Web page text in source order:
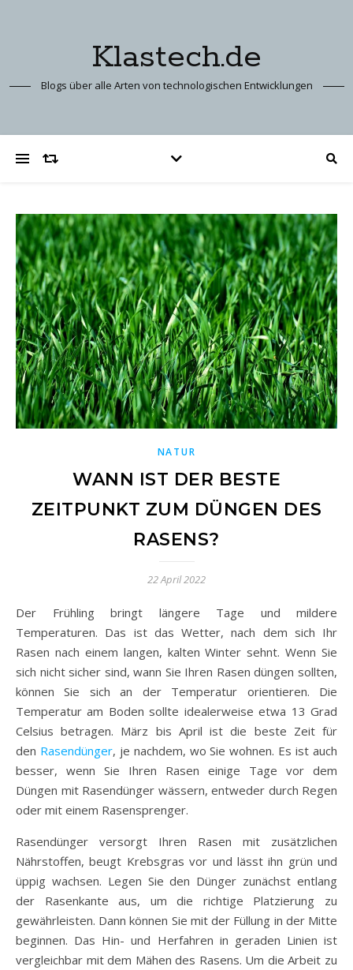
Klastech.de
Blogs über alle Arten von technologischen Entwicklungen
NATUR
WANN IST DER BESTE
ZEITPUNKT ZUM DÜNGEN DES
RASENS?
22 April 2022
Der Frühling bringt längere Tage und mildere
Temperaturen. Das ist das Wetter, nach dem sich Ihr
Rasen nach einem langen, kalten Winter sehnt. Wenn Sie
sich nicht sicher sind, wann Sie Ihren Rasen düngen sollten,
können Sie sich an der Temperatur orientieren. Die
Temperatur am Boden sollte idealerweise etwa 13 Grad
Celsius betragen. März bis April ist die beste Zeit für
den Rasendünger, je nachdem, wo Sie wohnen. Es ist auch
besser, wenn Sie Ihren Rasen einige Tage vor dem
Düngen mit Rasendünger wässern, entweder durch Regen
oder mit einem Rasensprenger.
Rasendünger versorgt Ihren Rasen mit zusätzlichen
Nährstoffen, beugt Krebsgras vor und lässt ihn grün und
üppig wachsen. Legen Sie den Dünger zunächst entlang
der Rasenkante aus, um die richtige Platzierung zu
gewährleisten. Dann können Sie mit der Füllung in der Mitte
beginnen. Das Hin- und Herfahren in geraden Linien ist
vergleichbar mit dem Mähen des Rasens. Um die Arbeit zu